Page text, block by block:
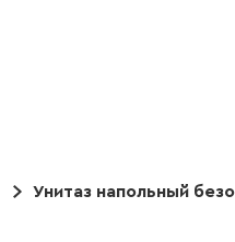
Унитаз напольный